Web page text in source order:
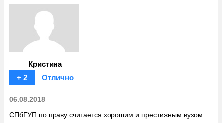
Кристина
+ 2
Отлично
06.08.2018
СПбГУП по праву считается хорошим и престижным вузом.